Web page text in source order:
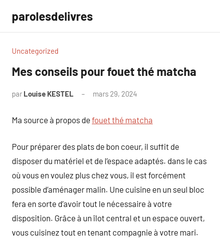
contenu
parolesdelivres
Uncategorized
Mes conseils pour fouet thé matcha
par Louise KESTEL mars 29, 2024
Ma source à propos de fouet thé matcha
Pour préparer des plats de bon coeur, il suffit de
disposer du matériel et de l’espace adaptés. dans le cas
où vous en voulez plus chez vous, il est forcément
possible d’aménager malin. Une cuisine en un seul bloc
fera en sorte d’avoir tout le nécessaire à votre
disposition. Grâce à un îlot central et un espace ouvert,
vous cuisinez tout en tenant compagnie à votre mari.